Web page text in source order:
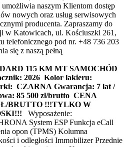
naszym Klientom dostęp
nowych oraz usług serwisowych
producenta. Zapraszamy do
w Katowicach, ul. Kościuszki 261,
telefonicznego pod nr. +48 736 203
się z naszą pełną
115 KM MT SAMOCHÓD
2026 Kolor lakieru:
CZARNA Gwarancja: 7 lat /
85 500 zł/brutto CENA
BRUTTO !!!TYLKO W
Wyposażenie:
System ESP Funkcja eCall
opon (TPMS) Kolumna
i odległości Immobilizer Przednie